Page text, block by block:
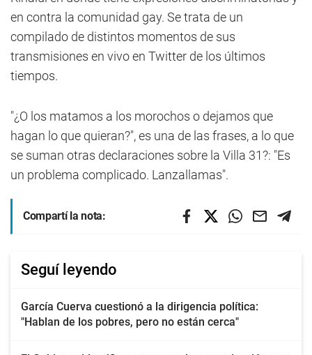
en contra la comunidad gay. Se trata de un
compilado de distintos momentos de sus
transmisiones en vivo en Twitter de los últimos
tiempos.
"¿O los matamos a los morochos o dejamos que
hagan lo que quieran?", es una de las frases, a lo que
se suman otras declaraciones sobre la Villa 31?: "Es
un problema complicado. Lanzallamas".
Compartí la nota:
Seguí leyendo
García Cuerva cuestionó a la dirigencia política:
"Hablan de los pobres, pero no están cerca"